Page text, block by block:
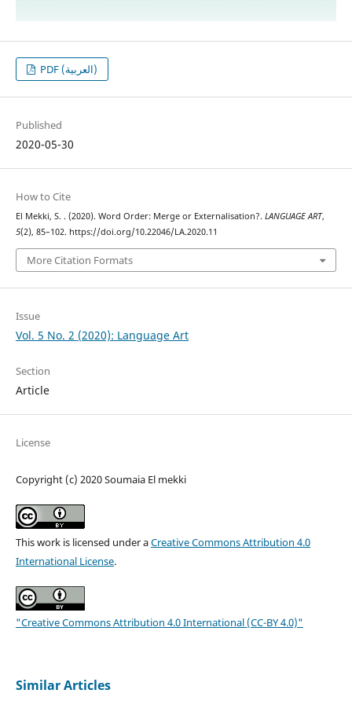
PDF (العربية)
Published
2020-05-30
How to Cite
El Mekki, S. . (2020). Word Order: Merge or Externalisation?. LANGUAGE ART,
5(2), 85–102. https://doi.org/10.22046/LA.2020.11
More Citation Formats
Issue
Vol. 5 No. 2 (2020): Language Art
Section
Article
License
Copyright (c) 2020 Soumaia El mekki
This work is licensed under aCreative Commons Attribution 4.0
International License.
"Creative Commons Attribution 4.0 International (CC-BY 4.0)"
Similar Articles